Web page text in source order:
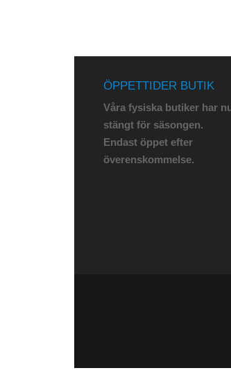
ÖPPETTIDER BUTIK
Våra fysiska butiker har
stängt för säsongen.
Endast öppet efter
överenskommelse.